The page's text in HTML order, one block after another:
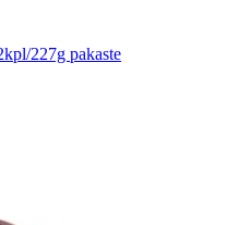
227g pakaste